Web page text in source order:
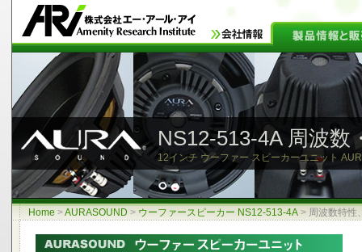
NS12-513-4A 周波
12インチ ウーファー スピーカーユニット
Home >AURASOUND > ウーファースピーカー NS12-513-4A > 周波数特性